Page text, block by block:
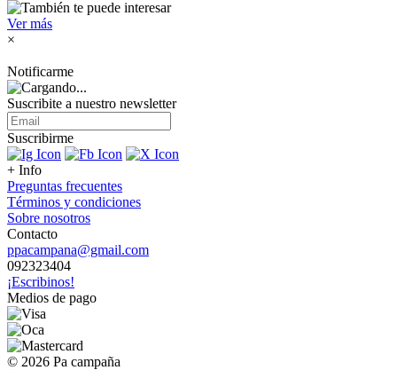
Ver más
×
Notificarme
Suscribite a nuestro newsletter
Suscribirme
+ Info
Preguntas frecuentes
Términos y condiciones
Sobre nosotros
Contacto
ppacampana@gmail.com
092323404
¡Escribinos!
Medios de pago
© 2026 Pa campaña